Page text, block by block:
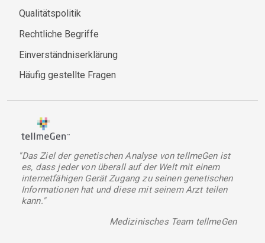
Qualitätspolitik
Rechtliche Begriffe
Einverständniserklärung
Häufig gestellte Fragen
"Das Ziel der genetischen Analyse von tellmeGen ist
es, dass jeder von überall auf der Welt mit einem
internetfähigen Gerät Zugang zu seinen genetischen
Informationen hat und diese mit seinem Arzt teilen
kann."
Medizinisches Team tellmeGen